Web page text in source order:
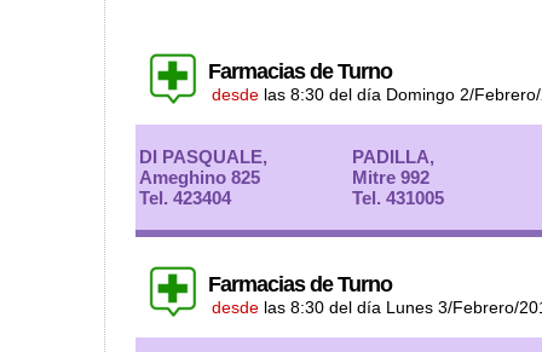
Farmacias de Turno
desde las 8:30 del día Domingo 2/
DI PASQUALE,
Ameghino 825
Tel. 423404
PADILLA,
Mitre 992
Tel. 431005
Farmacias de Turno
desde las 8:30 del día Lunes 3/Febrero/